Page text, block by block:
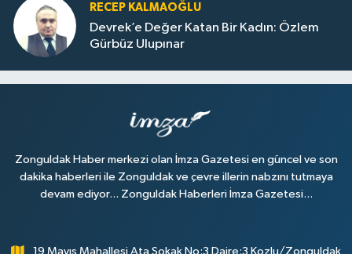
RECEP KALMAOĞLU
Devrek’e Değer Katan Bir Kadın: Özlem
Gürbüz Ulupınar
Zonguldak Haber merkezi olan İmza Gazetesi en güncel ve son
dakika haberleri ile Zonguldak ve çevre illerin nabzını tutmaya
devam ediyor... Zonguldak Haberleri İmza Gazetesi...
19 Mayıs Mahallesi Ata Sokak No:3 Daire:3 Kozlu/Zonguldak